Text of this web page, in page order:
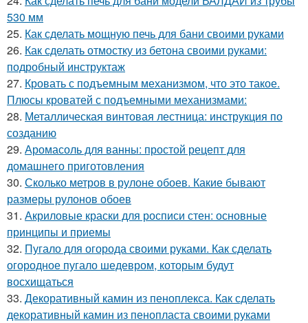
530 мм
25. Как сделать мощную печь для бани своими руками
26. Как сделать отмостку из бетона своими руками:
подробный инструктаж
27. Кровать с подъемным механизмом, что это такое.
Плюсы кроватей с подъемными механизмами:
28. Металлическая винтовая лестница: инструкция по
созданию
29. Аромасоль для ванны: простой рецепт для
домашнего приготовления
30. Сколько метров в рулоне обоев. Какие бывают
размеры рулонов обоев
31. Акриловые краски для росписи стен: основные
принципы и приемы
32. Пугало для огорода своими руками. Как сделать
огородное пугало шедевром, которым будут
восхищаться
33. Декоративный камин из пеноплекса. Как сделать
декоративный камин из пенопласта своими руками